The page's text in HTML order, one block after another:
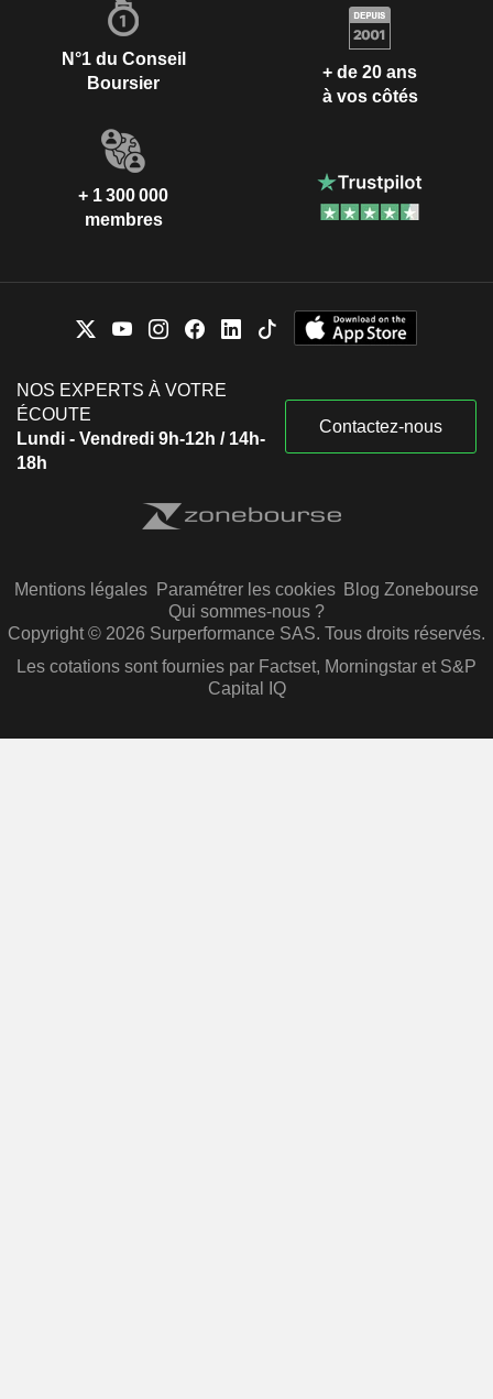
N°1 du Conseil
Boursier
+ de 20 ans
à vos côtés
+ 1 300 000
membres
NOS EXPERTS À VOTRE
ÉCOUTE
Lundi - Vendredi 9h-12h / 14h-
18h
Contactez-nous
Mentions légales Paramétrer les cookies Blog Zonebourse
Qui sommes-nous ?
Copyright © 2026 Surperformance SAS. Tous droits réservés.
Les cotations sont fournies par Factset, Morningstar et S&P
Capital IQ